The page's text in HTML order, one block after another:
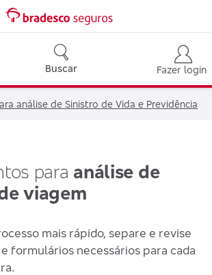
Buscar Fazer login
análise de Sinistro de Vida e Previdência
para análise de
viagem
mais rápido, separe e revise
formulários necessários para cada